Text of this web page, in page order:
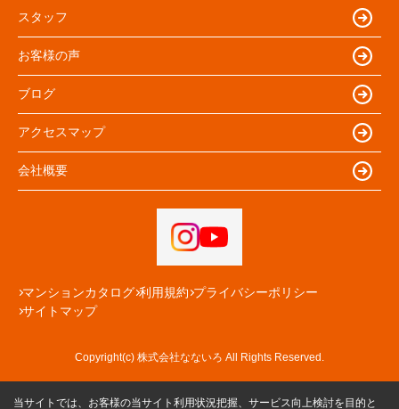
スタッフ
お客様の声
ブログ
アクセスマップ
会社概要
マンションカタログ 利用規約 プライバシーポリシー
サイトマップ
Copyright(c) 株式会社なないろ All Rights Reserved.
当サイトでは、お客様の当サイト利用状況把握、サービス向上検討を目的と